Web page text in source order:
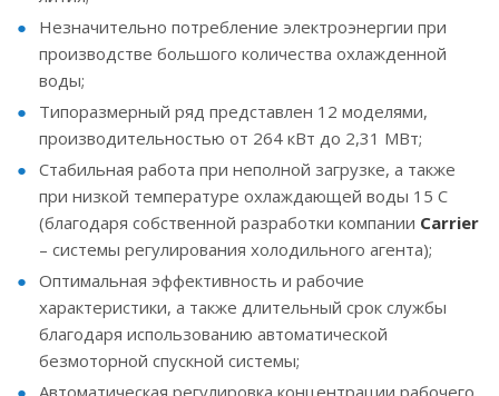
Незначительно потребление электроэнергии при
производстве большого количества охлажденной
воды;
Типоразмерный ряд представлен 12 моделями,
производительностью от 264 кВт до 2,31 МВт;
Стабильная работа при неполной загрузке, а также
при низкой температуре охлаждающей воды 15 С
(благодаря собственной разработки компании Carrier
– системы регулирования холодильного агента);
Оптимальная эффективность и рабочие
характеристики, а также длительный срок службы
благодаря использованию автоматической
безмоторной спускной системы;
Автоматическая регулировка концентрации рабочего